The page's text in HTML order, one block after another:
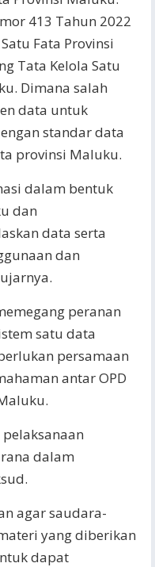
413 Tahun 2022
Fata Provinsi
Tata Kelola Satu
Dimana salah
data untuk
standar data
provinsi Maluku.
dalam bentuk
dan
data serta
dan
peranan
satu data
persamaan
antar OPD
dalam
agar saudara-
yang diberikan
dapat